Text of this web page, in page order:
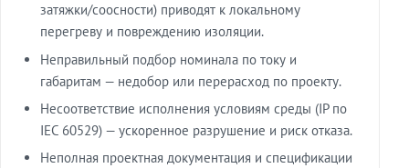
затяжки/соосности) приводят к локальному
перегреву и повреждению изоляции.
Неправильный подбор номинала по току и
габаритам — недобор или перерасход по проекту.
Несоответствие исполнения условиям среды (IP по
IEC 60529) — ускоренное разрушение и риск отказа.
Неполная проектная документация и спецификации